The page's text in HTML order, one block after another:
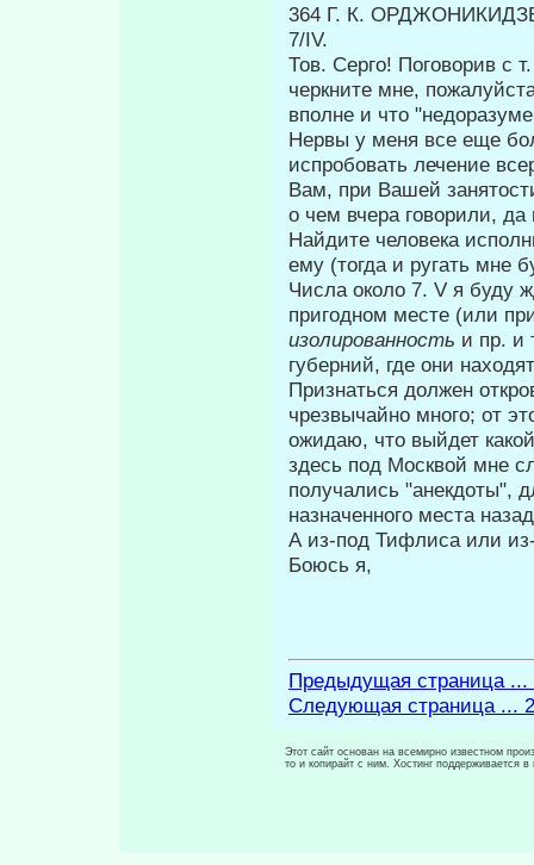
364 Г. К.
7/IV.
Тов. Серго! Поговорив с
черк­ните мне,
вполне и что
Нервы у меня все еще
испробовать лече­ние
Вам, при Вашей
о чем вчера говорили,
Найдите человека
ему (тогда и ругать мне
Числа около 7. V я буду
при­годном месте (или
изолирован­ность и пр. и
губерний, где они
Признаться должен
чрезвычайно много; от
ожидаю, что выйдет
здесь под Москвой мне
получались "анекдоты",
назначенного места
А из-под Тифлиса или
Боюсь я,
Предыдущая страница ...
Следующая страница ...
Этот сайт основан на всемирно известном
то и копирайт с ним. Хостинг поддерживается